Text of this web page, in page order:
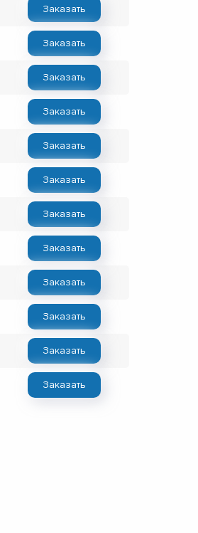
Заказать
Заказать
Заказать
Заказать
Заказать
Заказать
Заказать
Заказать
Заказать
Заказать
Заказать
Заказать